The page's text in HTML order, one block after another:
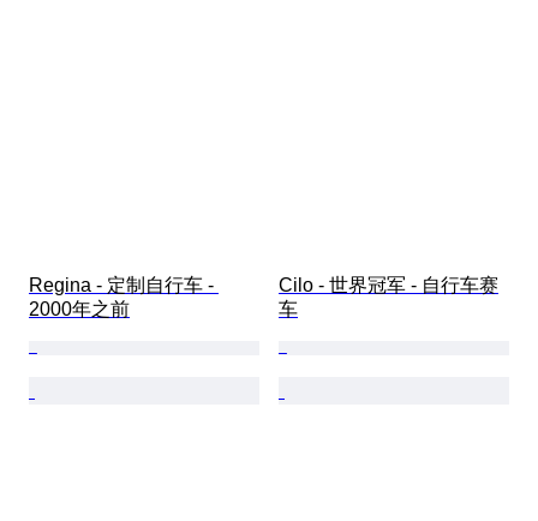
Regina - 定制自行车 -
2000年之前
Cilo - 世界冠军 - 自行车赛
车